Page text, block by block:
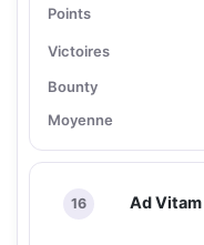
16 Ad Vitam